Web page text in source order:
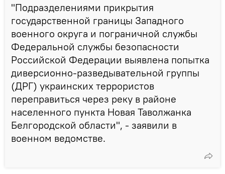
"Подразделениями прикрытия
государственной границы Западного
военного округа и пограничной службы
Федеральной службы безопасности
Российской Федерации выявлена попытка
диверсионно-разведывательной группы
(ДРГ) украинских террористов
переправиться через реку в районе
населенного пункта Новая Таволжанка
Белгородской области", - заявили в
военном ведомстве.